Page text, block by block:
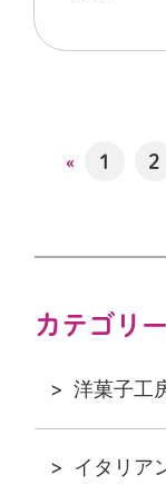
« 1 2
カテゴリー
洋菓子工
イタリア